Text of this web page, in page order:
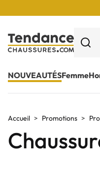
NOUVEAUTÉSFemme
Accueil Promotions